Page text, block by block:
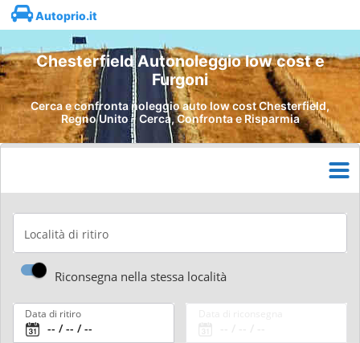
Autoprio.it
Chesterfield Autonoleggio low cost e
Furgoni
Cerca e confronta noleggio auto low cost Chesterfield,
Regno Unito - Cerca, Confronta e Risparmia
Località di ritiro
Riconsegna nella stessa località
Data di ritiro